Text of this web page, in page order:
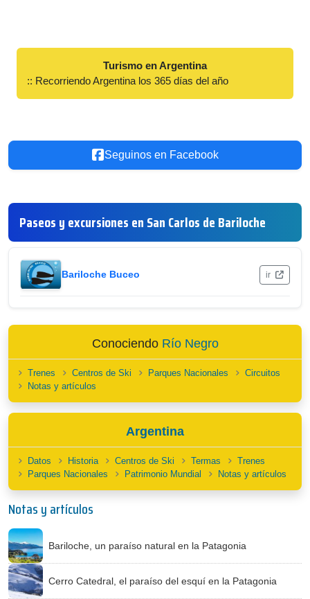
Turismo en Argentina
:: Recorriendo Argentina los 365 días del año
Seguinos en Facebook
Paseos y excursiones en San Carlos de Bariloche
Bariloche Buceo ir
Conociendo Río Negro
Trenes Centros de Ski Parques Nacionales
Circuitos
Notas y artículos
Argentina
Datos Historia Centros de Ski Termas
Trenes
Parques Nacionales
Patrimonio Mundial Notas y artículos
Notas y artículos
Bariloche, un paraíso natural en la Patagonia
Cerro Catedral, el paraíso del esquí en la Patagonia